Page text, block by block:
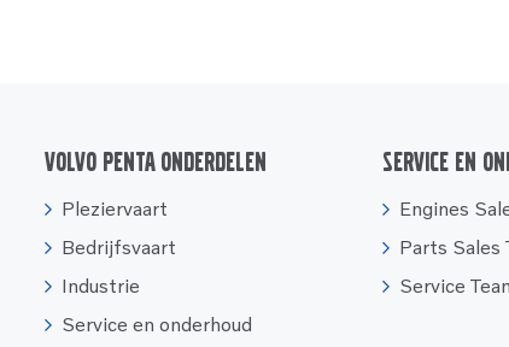
Volvo Penta onderdelen
Pleziervaart
Bedrijfsvaart
Industrie
Service en onderhoud
Service en
Engines
Parts Sales
Service